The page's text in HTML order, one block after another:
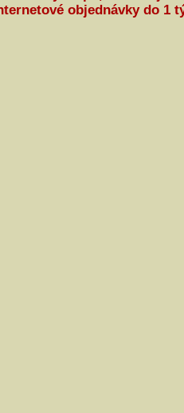
objednávky do 1